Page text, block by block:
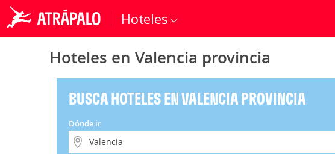
Hoteles
Hoteles en Valencia provincia
BUSCA HOTELES EN VALENCIA PROVINCIA
Dónde ir